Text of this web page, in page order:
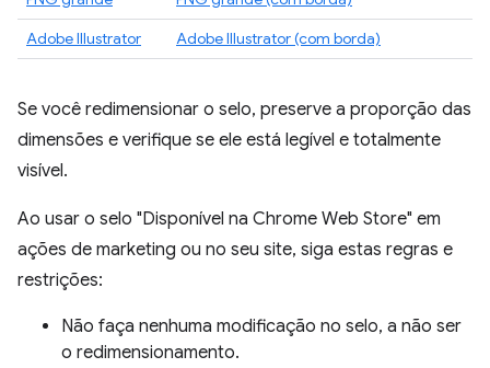
Adobe Illustrator
Adobe Illustrator (com borda)
Se você redimensionar o selo, preserve a proporção das
dimensões e verifique se ele está legível e totalmente
visível.
Ao usar o selo "Disponível na Chrome Web Store" em
ações de marketing ou no seu site, siga estas regras e
restrições:
Não faça nenhuma modificação no selo, a não ser
o redimensionamento.